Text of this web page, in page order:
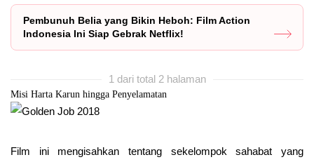
Pembunuh Belia yang Bikin Heboh: Film Action
Indonesia Ini Siap Gebrak Netflix!
1 dari total 2 halaman
Misi Harta Karun hingga Penyelamatan
Film ini mengisahkan tentang sekelompok sahabat yang